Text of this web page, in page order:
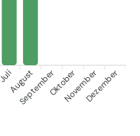
JuliAugust
SeptemberOktoberNovemberDezember